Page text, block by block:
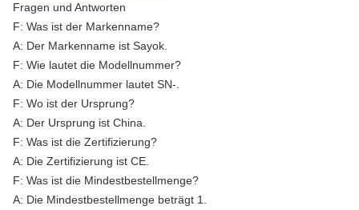
Fragen und Antworten
F: Was ist der Markenname?
A: Der Markenname ist Sayok.
F: Wie lautet die Modellnummer?
A: Die Modellnummer lautet SN-.
F: Wo ist der Ursprung?
A: Der Ursprung ist China.
F: Was ist die Zertifizierung?
A: Die Zertifizierung ist CE.
F: Was ist die Mindestbestellmenge?
A: Die Mindestbestellmenge beträgt 1.